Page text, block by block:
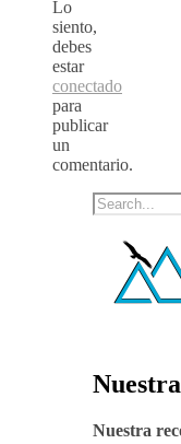
Lo
siento,
debes
estar
conectado
para
publicar
un
comentario.
Nuestra